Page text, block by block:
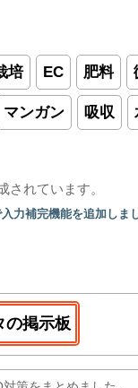
培 EC 肥料
マンガン 吸収
されています。
力補完機能を追加しま
の掲示板